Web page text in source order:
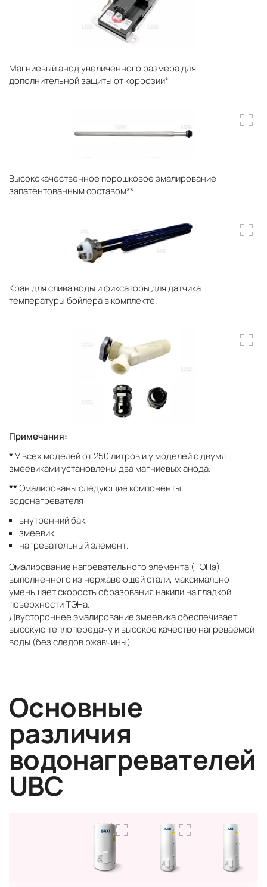
Магниевый анод увеличенного размера для
дополнительной защиты от коррозии*
Высококачественное порошковое эмалирование
запатентованным составом**
Кран для слива воды и фиксаторы для датчика
температуры бойлера в комплекте.
Примечания:
*У всех моделей от 250 литров и у моделей с двумя
змеевиками установлены два магниевых анода.
**Эмалированы следующие компоненты
водонагревателя:
внутренний бак,
змеевик,
нагревательный элемент.
Эмалирование нагревательного элемента (ТЭНа),
выполненного из нержавеющей стали, максимально
уменьшает скорость образования накипи на гладкой
поверхности ТЭНа.
Двустороннее эмалирование змеевика обеспечивает
высокую теплопередачу и высокое качество нагреваемой
воды (без следов ржавчины).
Основные
различия
водонагревателей
UBC